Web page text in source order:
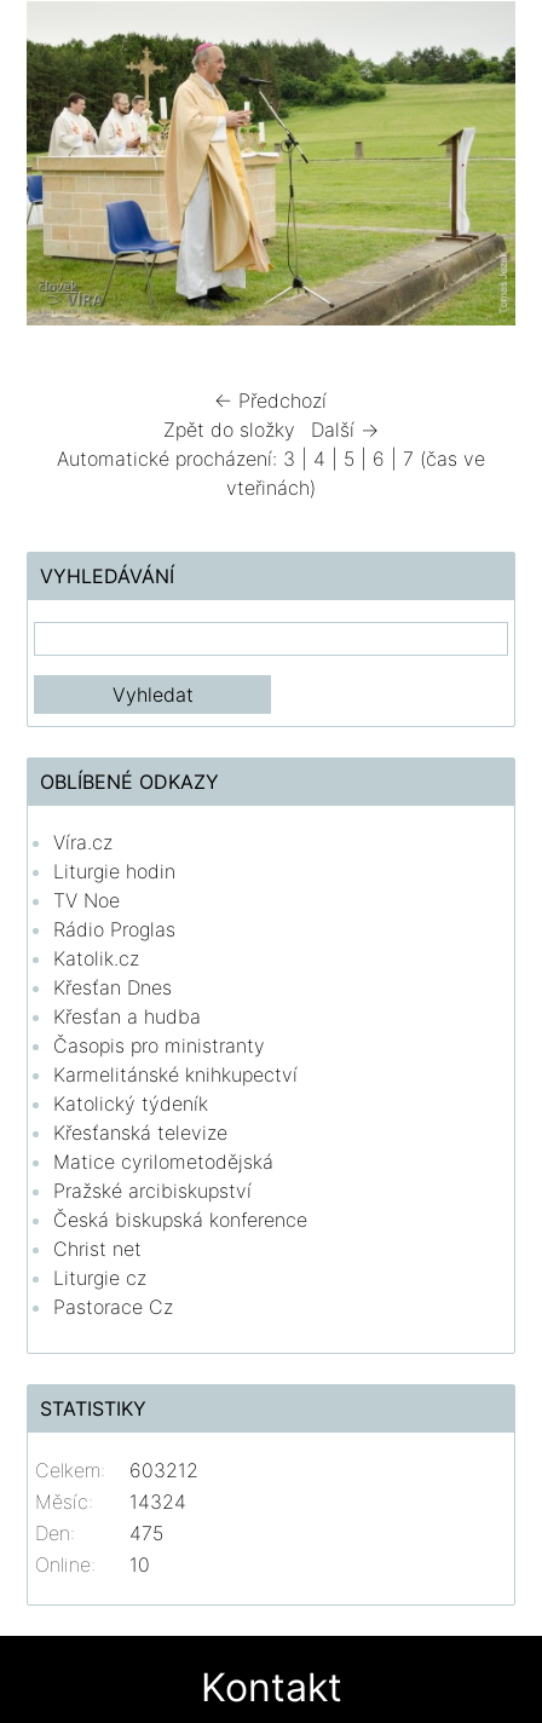
← Předchozí
Zpět do složky
Další →
Automatické procházení: 3 4 5 6 7 (čas ve
vteřinách)
VYHLEDÁVÁNÍ
OBLÍBENÉ ODKAZY
Víra.cz
Liturgie hodin
TV Noe
Rádio Proglas
Katolik.cz
Křesťan Dnes
Křesťan a hudba
Časopis pro ministranty
Karmelitánské knihkupectví
Katolický týdeník
Křesťanská televize
Matice cyrilometodějská
Pražské arcibiskupství
Česká biskupská konference
Christ net
Liturgie cz
Pastorace Cz
STATISTIKY
Online: 10
Celkem:
603212
Měsíc:
14324
Den:
475
Kontakt